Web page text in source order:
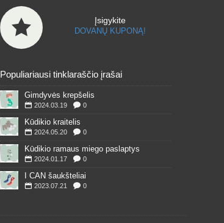
Įsigykite
DOVANŲ KUPONĄ!
Populiariausi tinklaraščio įrašai
Gimdyvės krepšelis
2024.03.19 0
Kūdikio kraitelis
2024.05.20 0
Kūdikio ramaus miego paslaptys
2024.01.17 0
I CAN šaukšteliai
2023.07.21 0